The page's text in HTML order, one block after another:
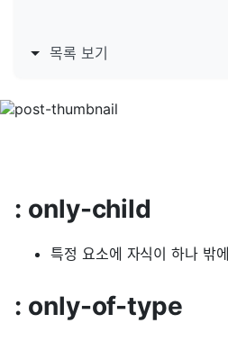
목록 보기
: only-child
특정 요소에 자식이 하나 밖
: only-of-type